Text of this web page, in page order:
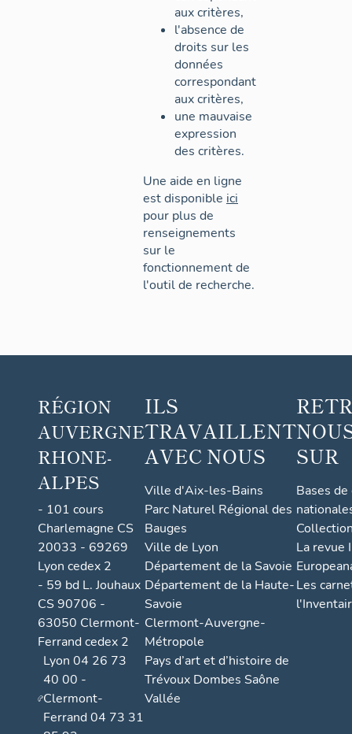
aux critères,
l'absence de
droits sur les
données
correspondant
aux critères,
une mauvaise
expression
des critères.
Une aide en ligne
est disponible ici
pour plus de
renseignements
sur le
fonctionnement de
l'outil de recherche.
RÉGION
AUVERGNE
RHONE-
ALPES
- 101 cours
Charlemagne CS
20033 - 69269
Lyon cedex 2
- 59 bd L. Jouhaux
CS 90706 -
63050 Clermont-
Ferrand cedex 2
Lyon 04 26 73
40 00 -
Clermont-
Ferrand 04 73 31
ILS
TRAVAILLENT
AVEC NOUS
Ville d'Aix-les-Bains
Parc Naturel Régional des
Bauges
Ville de Lyon
Département de la Savoie
Département de la Haute-
Savoie
Clermont-Auvergne-
Métropole
Pays d’art et d’histoire de
Trévoux Dombes Saône
Vallée
SUR
Bases
La revue
Les